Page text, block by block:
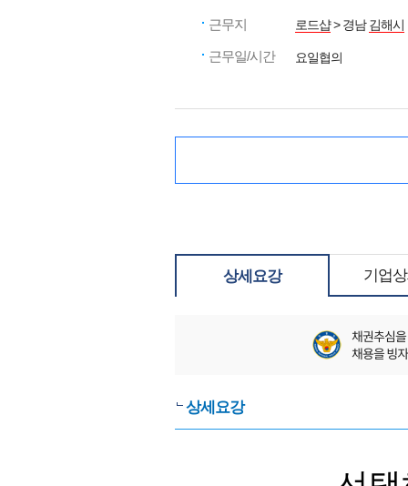
근무지 로드샵> 경남김해시
근무일/시간 요일협의
상세요강 기업
상세요강